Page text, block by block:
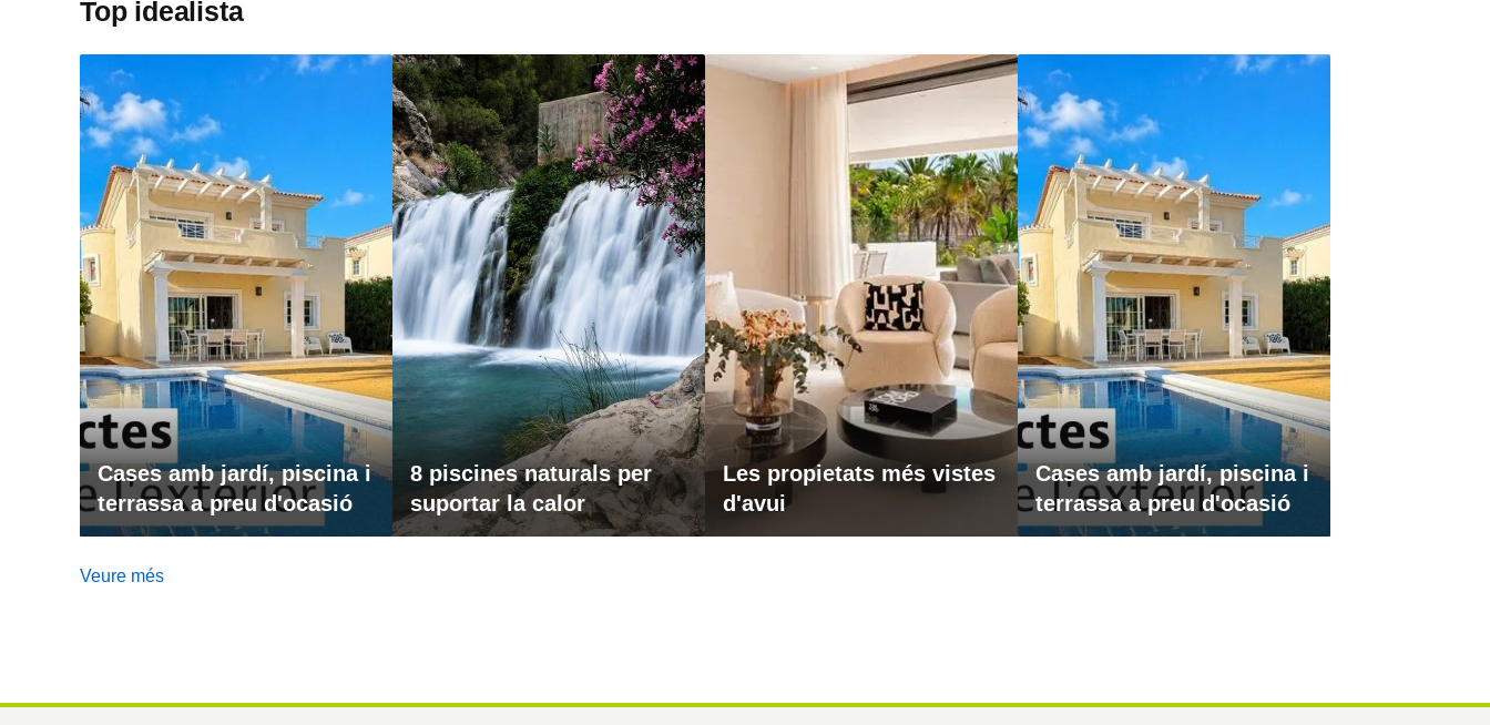
Top idealista
Cases amb jardí, piscina i
terrassa a preu d'ocasió
8 piscines naturals per
suportar la calor
Les propietats més vistes
d'avui
Cases amb jardí, piscina i
terrassa a preu d'ocasió
Veure més